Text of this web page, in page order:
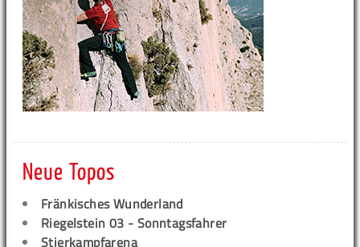
Neue Topos
Fränkisches Wunderland
Riegelstein 03 - Sonntagsfahrer
Stierkampfarena